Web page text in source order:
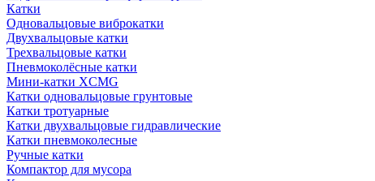
Катки
Одновальцовые виброкатки
Двухвальцовые катки
Трехвальцовые катки
Пневмоколёсные катки
Мини-катки XCMG
Катки одновальцовые грунтовые
Катки тротуарные
Катки двухвальцовые гидравлические
Катки пневмоколесные
Ручные катки
Компактор для мусора